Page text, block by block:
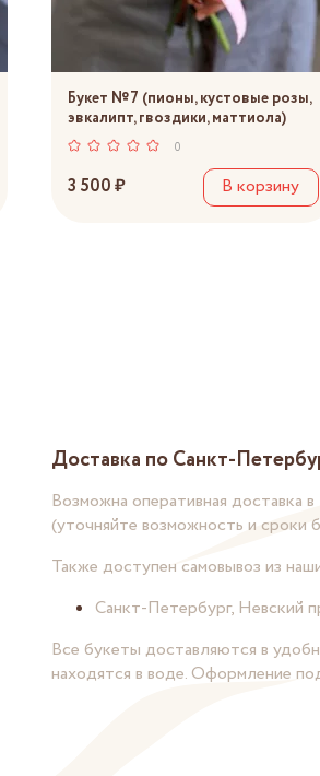
Букет №7 (пионы, кустовые розы,
эвкалипт, гвоздики, маттиола)
0
3 500 ₽ В корзину
Доставка по Санкт-
Возможна оперативная доставка
(уточняйте возможность и сроки
Также доступен самовывоз из
Санкт-Петербург, Невский
Все букеты доставляются в
находятся в воде. Оформление